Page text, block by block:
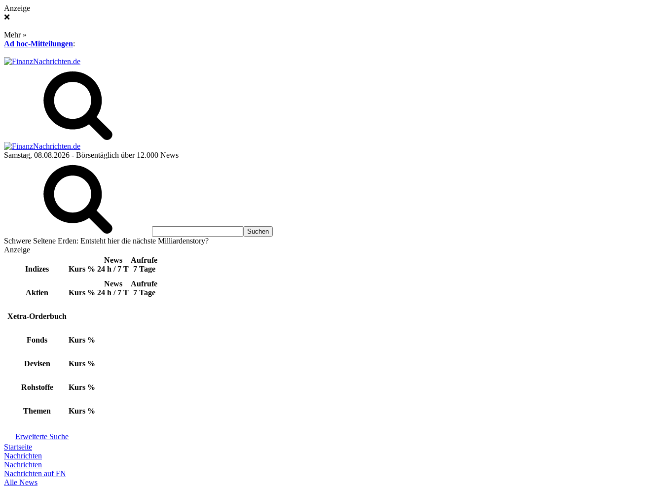
Anzeige
❌
Mehr »
Ad hoc-Mitteilungen:
Samstag, 08.08.2026 - Börsentäglich über 12.000 News
Schwere Seltene Erden: Entsteht hier die nächste Milliardenstory?
Anzeige
Indizes Kurs %
News
24 h / 7 T
Aufrufe
7 Tage
Aktien Kurs %
News
24 h / 7 T
Aufrufe
7 Tage
Xetra-Orderbuch
Fonds Kurs %
Devisen Kurs %
Rohstoffe Kurs %
Themen Kurs %
Erweiterte Suche
Startseite
Nachrichten
Nachrichten
Nachrichten auf FN
Alle News